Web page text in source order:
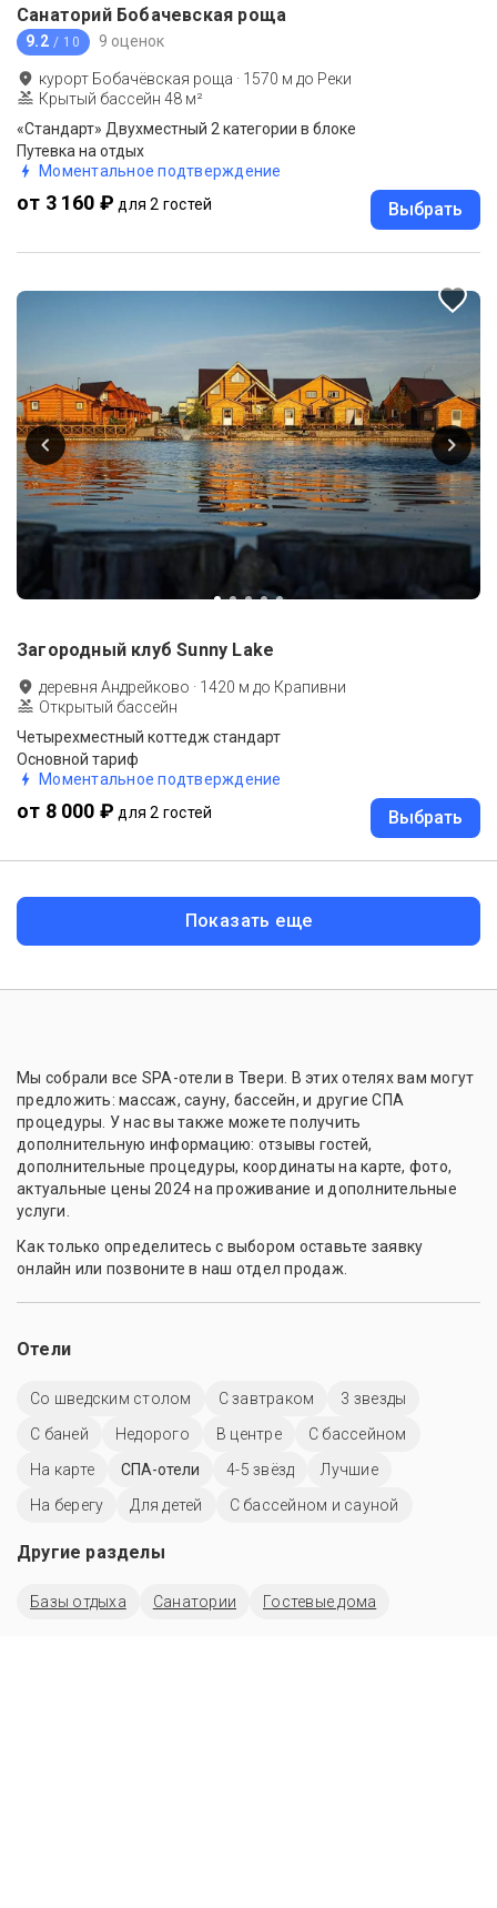
Санаторий Бобачевская роща
9.2 / 10 9 оценок
курорт Бобачёвская роща · 1570 м до Реки
Крытый бассейн 48 м²
«Стандарт» Двухместный 2 категории в блоке
Путевка на отдых
Моментальное подтверждение
от 3 160 ₽ для 2 гостей Выбрать
Загородный клуб Sunny Lake
деревня Андрейково · 1420 м до Крапивни
Открытый бассейн
Четырехместный коттедж стандарт
Основной тариф
Моментальное подтверждение
от 8 000 ₽ для 2 гостей Выбрать
Показать еще
Мы собрали все SPA-отели в Твери. В этих отелях вам могут
предложить: массаж, сауну, бассейн, и другие СПА
процедуры. У нас вы также можете получить
дополнительную информацию: отзывы гостей,
дополнительные процедуры, координаты на карте, фото,
актуальные цены 2024 на проживание и дополнительные
услуги.
Как только определитесь с выбором оставьте заявку
онлайн или позвоните в наш отдел продаж.
Отели
Со шведским столом С завтраком
3 звезды
С баней
Недорого В центре
C бассейном
На карте
СПА-отели 4-5 звёзд
Лучшие
На берегу
Для детей С бассейном и сауной
Другие разделы
Базы отдыха Санатории Гостевые дома